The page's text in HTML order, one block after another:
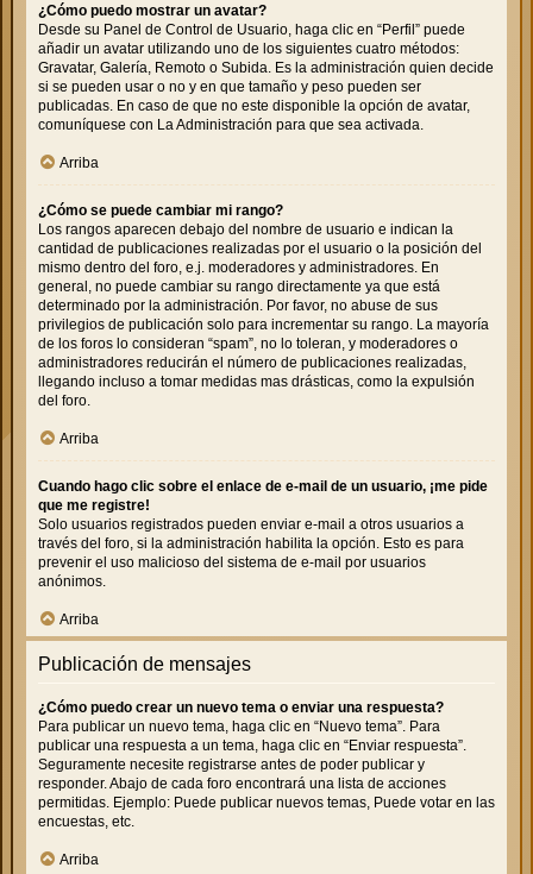
¿Cómo puedo mostrar un avatar?
Desde su Panel de Control de Usuario, haga clic en “Perfil” puede
añadir un avatar utilizando uno de los siguientes cuatro métodos:
Gravatar, Galería, Remoto o Subida. Es la administración quien decide
si se pueden usar o no y en que tamaño y peso pueden ser
publicadas. En caso de que no este disponible la opción de avatar,
comuníquese con La Administración para que sea activada.
Arriba
¿Cómo se puede cambiar mi rango?
Los rangos aparecen debajo del nombre de usuario e indican la
cantidad de publicaciones realizadas por el usuario o la posición del
mismo dentro del foro, e.j. moderadores y administradores. En
general, no puede cambiar su rango directamente ya que está
determinado por la administración. Por favor, no abuse de sus
privilegios de publicación solo para incrementar su rango. La mayoría
de los foros lo consideran “spam”, no lo toleran, y moderadores o
administradores reducirán el número de publicaciones realizadas,
llegando incluso a tomar medidas mas drásticas, como la expulsión
del foro.
Arriba
Cuando hago clic sobre el enlace de e-mail de un usuario, ¡me pide
que me registre!
Solo usuarios registrados pueden enviar e-mail a otros usuarios a
través del foro, si la administración habilita la opción. Esto es para
prevenir el uso malicioso del sistema de e-mail por usuarios
anónimos.
Arriba
Publicación de mensajes
¿Cómo puedo crear un nuevo tema o enviar una respuesta?
Para publicar un nuevo tema, haga clic en “Nuevo tema”. Para
publicar una respuesta a un tema, haga clic en “Enviar respuesta”.
Seguramente necesite registrarse antes de poder publicar y
responder. Abajo de cada foro encontrará una lista de acciones
permitidas. Ejemplo: Puede publicar nuevos temas, Puede votar en las
encuestas, etc.
Arriba